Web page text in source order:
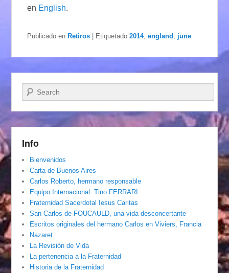
en English.
Publicado en Retiros Etiquetado 2014,england june
Buscar
Info
Bienvenidos
Carta de Buenos Aires
Carlos Roberto, hermano responsable
Equipo Internacional. Tino FERRARI
Fraternidad Sacerdotal Iesus Caritas
San Carlos de FOUCAULD, una vida desconcertante
Escritos originales del hermano Carlos en Viviers, Francia
Nazaret
La Revisión de Vida
La pertenencia a la Fraternidad
Historia de la Fraternidad